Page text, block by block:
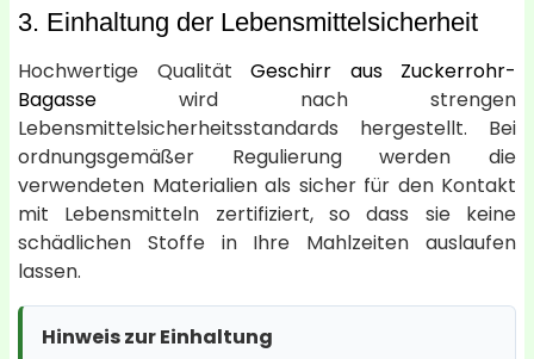
3. Einhaltung der Lebensmittelsicherheit
Hochwertige Qualität Geschirr aus Zuckerrohr-
Bagasse wird nach strengen
Lebensmittelsicherheitsstandards hergestellt. Bei
ordnungsgemäßer Regulierung werden die
verwendeten Materialien als sicher für den Kontakt
mit Lebensmitteln zertifiziert, so dass sie keine
schädlichen Stoffe in Ihre Mahlzeiten auslaufen
lassen.
Hinweis zur Einhaltung